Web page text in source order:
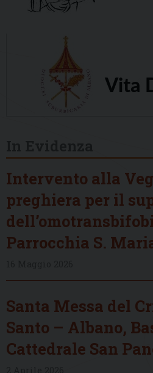
Intervento alla
preghiera per il
Parrocchia S.
Santa Messa del
Santo – Albano,
Cattedrale San